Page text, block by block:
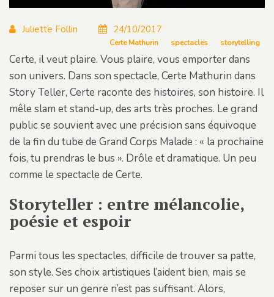
Juliette Follin 24/10/2017
Certe Mathurin spectacles storytelling
Certe, il veut plaire. Vous plaire, vous emporter dans
son univers. Dans son spectacle, Certe Mathurin dans
Story Teller, Certe raconte des histoires, son histoire. Il
mêle slam et stand-up, des arts très proches. Le grand
public se souvient avec une précision sans équivoque
de la fin du tube de Grand Corps Malade : « la prochaine
fois, tu prendras le bus ». Drôle et dramatique. Un peu
comme le spectacle de Certe.
Storyteller : entre mélancolie,
poésie et espoir
Parmi tous les spectacles, difficile de trouver sa patte,
son style. Ses choix artistiques l’aident bien, mais se
reposer sur un genre n’est pas suffisant. Alors,